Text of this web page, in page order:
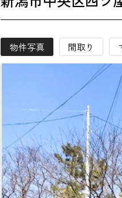
物件写真 間取り